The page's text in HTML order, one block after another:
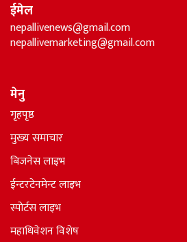
ईमेल
nepallivenews@gmail.com
nepallivemarketing@gmail.com
मेनु
गृहपृष्ठ
मुख्य समाचार
बिजनेस लाइभ
ईन्टरटेनमेन्ट लाइभ
स्पोर्टस लाइभ
महाधिवेशन विशेष